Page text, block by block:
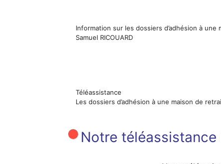
Information sur les dossiers d’adhésion à une
Samuel RICOUARD
Téléassistance
Les dossiers d’adhésion à une maison de
Notre téléassistance